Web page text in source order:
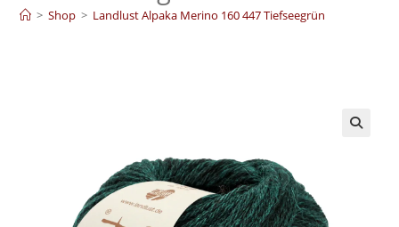
> Shop > Landlust Alpaka Merino 160 447 Tiefseegrün